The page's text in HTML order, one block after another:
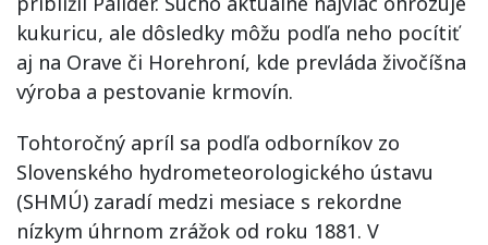
kukuricu, ale dôsledky môžu podľa neho pocítiť
aj na Orave či Horehroní, kde prevláda živočíšna
výroba a pestovanie krmovín.
Tohtoročný apríl sa podľa odborníkov zo
Slovenského hydrometeorologického ústavu
(SHMÚ) zaradí medzi mesiace s rekordne
nízkym úhrnom zrážok od roku 1881. V